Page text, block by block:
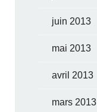
juin 2013
mai 2013
avril 2013
mars 2013